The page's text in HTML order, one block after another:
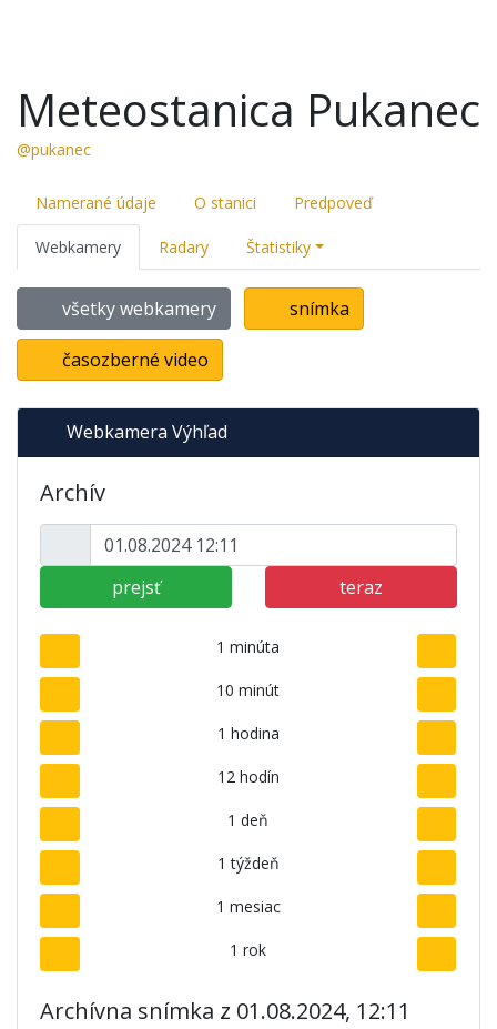
Meteostanica Pukanec
@pukanec
Namerané údaje O stanici Predpoveď
Webkamery Radary Štatistiky
všetky webkamery snímka
časozberné video
Webkamera Výhľad
Archív
prejsť teraz
1 minúta
10 minút
1 hodina
12 hodín
1 deň
1 týždeň
1 mesiac
1 rok
Archívna snímka z 01.08.2024, 12:11